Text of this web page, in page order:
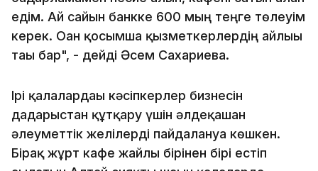
едім. Ай сайын банкке 600 мың теңге төлеуім
керек. Оған қосымша қызметкерлердің айлығы
тағы бар", - дейді Әсем Сахариева.
Ірі қалалардағы кәсіпкерлер бизнесін
дағдарыстан құтқару үшін әлдеқашан
әлеуметтік желілерді пайдалануға көшкен.
Бірақ жұрт кафе жайлы бірінен бірі естіп